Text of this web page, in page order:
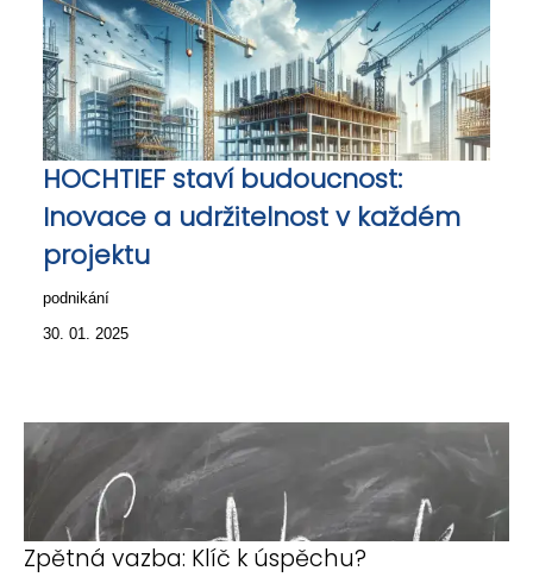
HOCHTIEF staví budoucnost:
Inovace a udržitelnost v každém
projektu
podnikání
30. 01. 2025
Zpětná vazba: Klíč k úspěchu?